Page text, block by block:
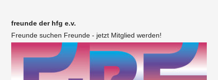
freunde der hfg e.v.
Freunde suchen Freunde - jetzt Mitglied werden!